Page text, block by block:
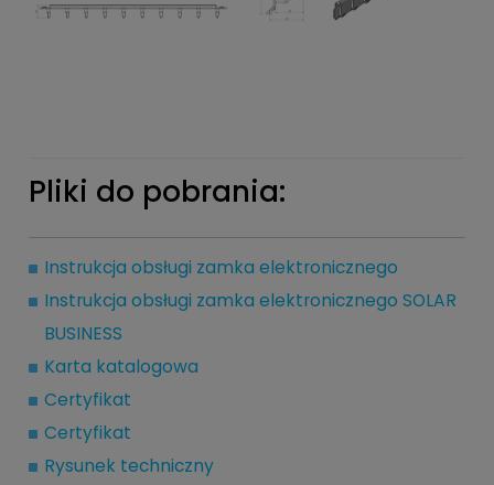
Pliki do pobrania:
Instrukcja obsługi zamka elektronicznego
Instrukcja obsługi zamka elektronicznego SOLAR
BUSINESS
Karta katalogowa
Certyfikat
Certyfikat
Rysunek techniczny